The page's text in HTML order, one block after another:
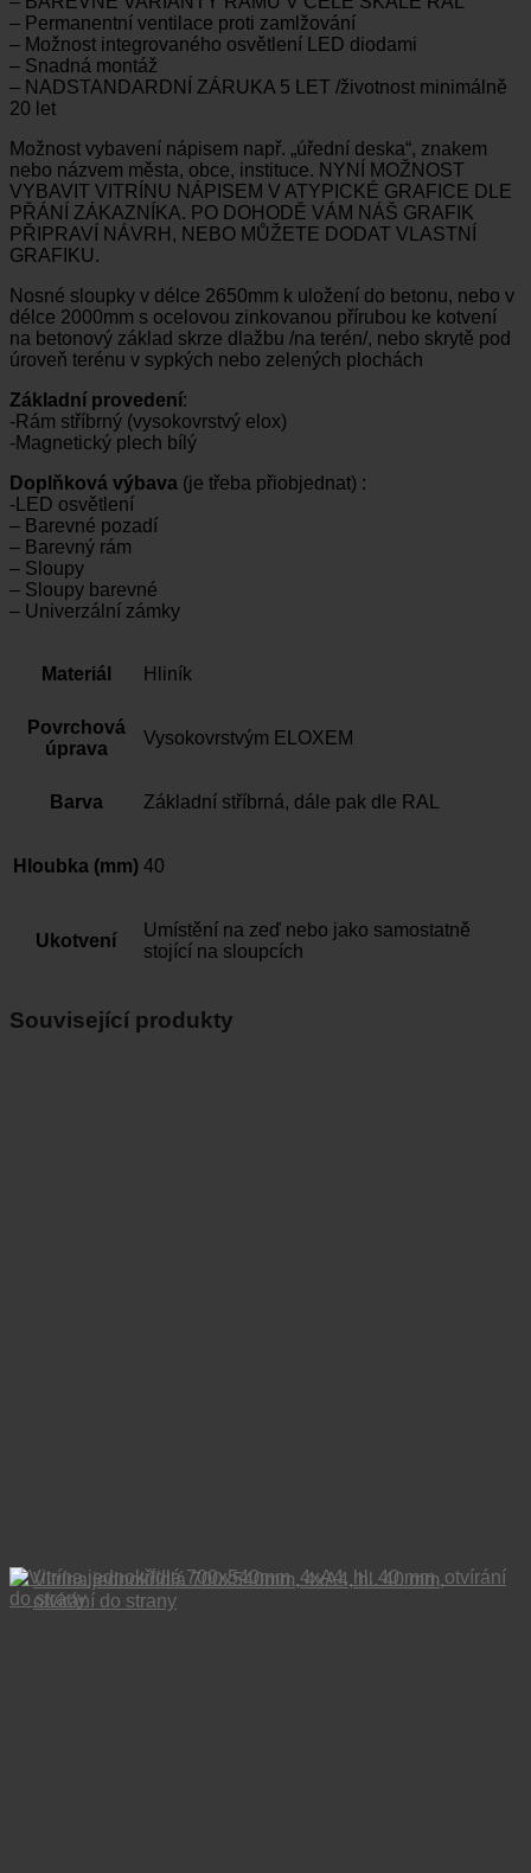
– Permanentní ventilace proti zamlžování
– Možnost integrovaného osvětlení LED diodami
– Snadná montáž
– NADSTANDARDNÍ ZÁRUKA 5 LET /životnost minimálně
20 let
Možnost vybavení nápisem např. „úřední deska“, znakem
nebo názvem města, obce, instituce. NYNÍ MOŽNOST
VYBAVIT VITRÍNU NÁPISEM V ATYPICKÉ GRAFICE DLE
PŘÁNÍ ZÁKAZNÍKA. PO DOHODĚ VÁM NÁŠ GRAFIK
PŘIPRAVÍ NÁVRH, NEBO MŮŽETE DODAT VLASTNÍ
GRAFIKU.
Nosné sloupky v délce 2650mm k uložení do betonu, nebo v
délce 2000mm s ocelovou zinkovanou přírubou ke kotvení
na betonový základ skrze dlažbu /na terén/, nebo skrytě pod
úroveň terénu v sypkých nebo zelených plochách
Základní provedení:
-Rám stříbrný (vysokovrstvý elox)
-Magnetický plech bílý
Doplňková výbava (je třeba přiobjednat) :
-LED osvětlení
– Barevné pozadí
– Barevný rám
– Sloupy
– Sloupy barevné
– Univerzální zámky
Materiál Hliník
Povrchová
úprava
Vysokovrstvým ELOXEM
Barva Základní stříbrná, dále pak dle RAL
Hloubka (mm) 40
Ukotvení
Umístění na zeď nebo jako samostatně
stojící na sloupcích
Související produkty
Vitrína jednokřídlá 700x540mm, 4xA4, hl. 40 mm,
otvírání do strany